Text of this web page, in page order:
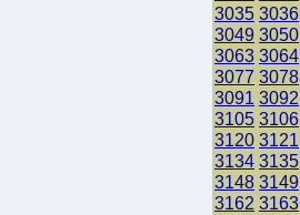
3035 3036
3049 3050
3063 3064
3077 3078
3091 3092
3105 3106
3120 3121
3134 3135
3148 3149
3162 3163